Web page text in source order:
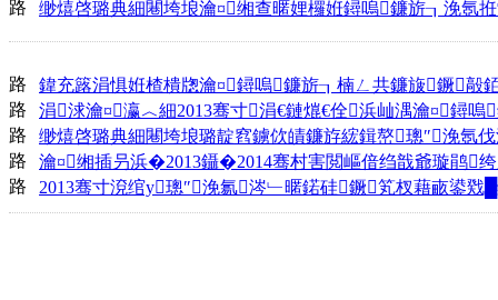
路
缈熺啓璐典細闀垮埌瀹¤缃查暱娌欏姙鐞嗚鐮旂┒浼氬
路
鍏充簬涓惧姙楂樻牎瀹¤鐞嗚鐮旂┒楠ㄥ共鐮旇鐝毃
路
涓浗瀹¤瀛︿細2013骞寸涓€鏈熴€佺浜屾湡瀹¤鐞
路
缈熺啓璐典細闀垮埌璐靛窞鐪佽皟鐮斿綋鍓嶅璁″浼氬
路
瀹¤缃插叧浜�2013鑷�2014骞村害閲嶇偣绉戠爺璇鹃
路
2013骞寸渷绾у璁″浼氱涔﹂暱鍩硅鐝笂杈藉畞鍙戣